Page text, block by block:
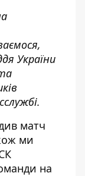
України
матч
ми
на